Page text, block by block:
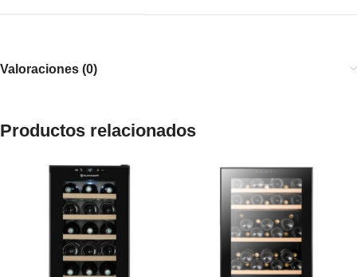
Valoraciones (0)
Productos relacionados